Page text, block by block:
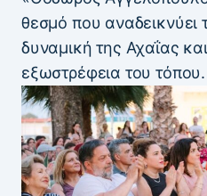
θεσμό που αναδεικνύει
δυναμική της Αχαΐας
εξωστρέφεια του τόπου.